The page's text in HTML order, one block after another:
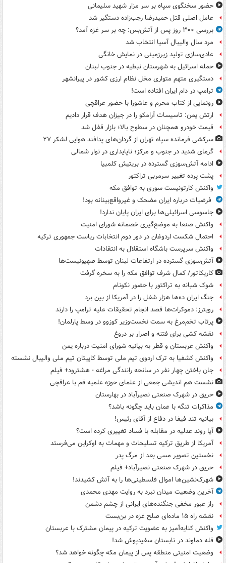
حضور سخنگوی سپاه بر سر مزار شهید سلیمانی
عامل اصلی قتل حمیدرضا رجب‌زاده دستگیر شد
بررسی ۳۰۰ روز پس از آتش‌بس: چه بر سر غزه آمد؟
مرد سال والیبال آسیا انتخاب شد
عادی‌سازی تولید زیرزمینی در نمایش خانگی
حمله اسرائیل به شهرستان نبطیه در جنوب لبنان
دستگیری متهم متواری مخل نظام ارزی کشور در پیرانشهر
ترامپ در دام ایران افتاده است!
رونمایی از کتاب محرم و عاشورا با حضور عراقچی
ارتش یمن: تاسیسات آرامکو را در جیزان هدف قرار دادیم
قیمت خودرو همچنان در سطوح بالا؛ بازار قفل شد
سرکشی فرمانده سپاه تهران از گردان‌های پدافند هوایی لشکر ۲۷
گرمای شدید در جنوب و مرکز؛ ناپایداری در نوار شمالی
ادامه آتش‌سوزی گسترده در بریتیش کلمبیا
پشت پرده تغییر سرمربی تراکتور
واکنش کارتونیست سوری به توافق مکه
فرضیات درباره ایران مضحک و غیرواقع‌بینانه بود!
جاسوسی اسرائیلی‌ها برای ایران پایان ندارد!
واکنش صنعا به موضع‌گیری خصمانه شورای امنیت
احتمال شکست اردوغان در دور دوم انتخابات ریاست جمهوری ترکیه
واکنش سرپرست باشگاه استقلال به انتقادات
آتش‌سوزی گسترده در ارتفاعات لبنان توسط صهیونیست‌ها
کاریکاتور/ کمال شرف توافق مکه را به سخره گرفت
شوک شبانه به تراکتور با حضور نکونام
جنگ ایران ده‌ها هزار شغل را در آمریکا از بین برد
رویترز: دموکرات‌ها قصد انجام تحقیقات علیه ترامپ را دارند
پرتاب تخم‌مرغ به سمت نخست‌وزیر کوزوو در وسط پارلمان!
نقشه کشی برای فتنه و اصرار بر دروغ
واکنش عربستان و قطر به بیانیه شورای امنیت درباره یمن
واکنش کشفیا به ترک اردوی تیم ملی توسط کاپیتان تیم ملی والیبال نشسته
جان باختن چهار نفر در سانحه رانندگی مراغه - هشترود+ فیلم
نشست هم اندیشی جمعی از علمای حوزه علمیه قم با عراقچی
حریق در شهرک صنعتی نصیرآباد در بهارستان
مذاکرات تنگه با عمان باید چگونه باشد؟
بیانیه تند فیفا در دفاع از آقای رئیس!
آیا روند عدلیه در مقابله با فساد تغییری کرده است؟
آمریکا از طریق ترکیه تسلیحات و مهمات به اوکراین می‌فرستد
نخستین تصویر مسی بعد از مرگ پدر
حریق در شهرک صنعتی نصیرآباد+ فیلم
شهرک‌نشین‌ها اموال فلسطینی‌ها را به آتش کشیدند!
آخرین وضعیت میدان نبرد به روایت مهدی محمدی
راز عبور مخفی جنگنده‌های ایرانی از چشم دشمن
نقشه راه ۱۵ ماده‌ای صلح غزه در بن‌بست
واکنش کنایه‌آمیز به عضویت ترکیه در پیمان مشترک با عربستان
قله دماوند در تابستان سفیدپوش شد!
وضعیت امنیتی منطقه پس از پیمان مکه چگونه خواهد شد؟